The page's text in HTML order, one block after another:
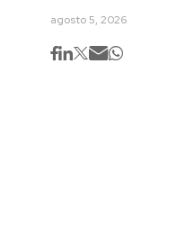
agosto 5, 2026